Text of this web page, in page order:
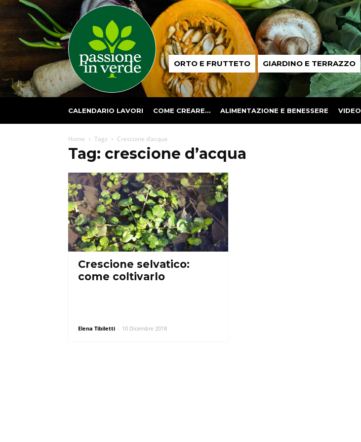
Passione
in ORTO E FRUTTETO GIARDINO E TERRAZZO
CALENDARIO LAVORI COME CREARE… ALIMENTAZIONE E BENESSERE VIDEO
Home Tags Crescione d’acqua
Tag: crescione d’acqua
Crescione selvatico:
come coltivarlo
Elena Tibiletti - 10 Dicembre 2018